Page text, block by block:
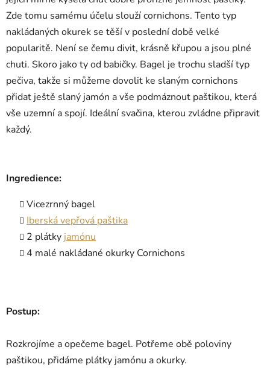
Zde tomu samému účelu slouží cornichons. Tento typ
nakládaných okurek se těší v poslední době velké
popularitě. Není se čemu divit, krásně křupou a jsou plné
chuti. Skoro jako ty od babičky. Bagel je trochu sladší typ
pečiva, takže si můžeme dovolit ke slaným cornichons
přidat ještě slaný jamón a vše podmáznout paštikou, která
vše uzemní a spojí. Ideální svačina, kterou zvládne připravit
každý.
Ingredience:
Vicezrnný bagel
Iberská vepřová paštika
2 plátky jamónu
4 malé nakládané okurky Cornichons
Postup:
Rozkrojíme a opečeme bagel. Potřeme obě poloviny
paštikou, přidáme plátky jamónu a okurky.